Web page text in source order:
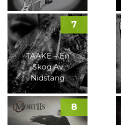
TAAKE – En
Skog Av
Nidstang
7
8